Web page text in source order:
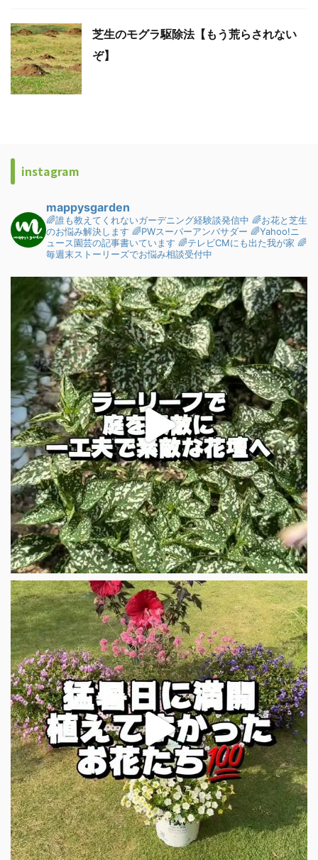
芝生のモグラ駆除法【もう荒らされない
ぞ】
instagram
mappysgarden
🌈誰も教えてくれないガーデニング経験談発信中 🌈お花と芝生
のお悩み解決します 🌈PWスーパーアンバサダー 🌈Yahoo!ニ
ュース園芸の記事書いています 🌈テレビCMにも出た我が家 🌈
毎週末ストーリーズでお悩み相談受付中